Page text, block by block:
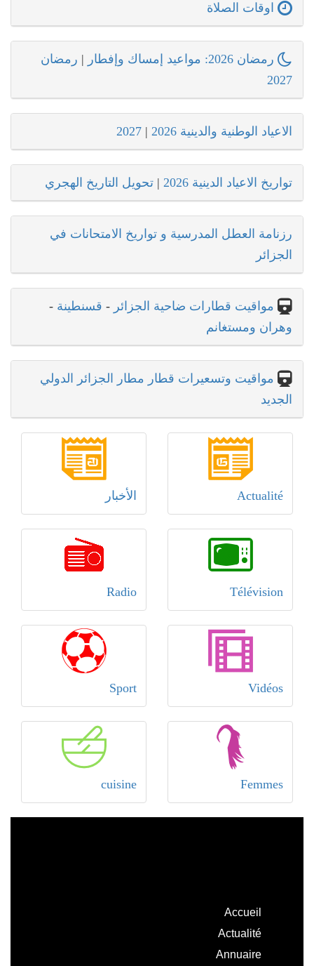
اوقات الصلاة
رمضان 2026: مواعيد إمساك وإفطار | رمضان
2027
الاعياد الوطنية والدينية 2026 |
2027
تواريخ الاعياد الدينية 2026 | تحويل التاريخ الهجري
رزنامة العطل المدرسية و تواريخ الامتحانات في
الجزائر
مواقيت قطارات ضاحية الجزائر - قسنطينة -
وهران ومستغانم
مواقيت وتسعيرات قطار مطار الجزائر الدولي
الجديد
Actualité الأخبار
Télévision
Radio
Vidéos
Sport
Femmes
cuisine
Accueil
Actualité
Annuaire